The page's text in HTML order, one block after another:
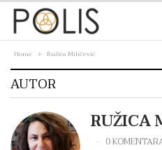
Home Ružica Miličević
AUTOR
RUŽICA
0